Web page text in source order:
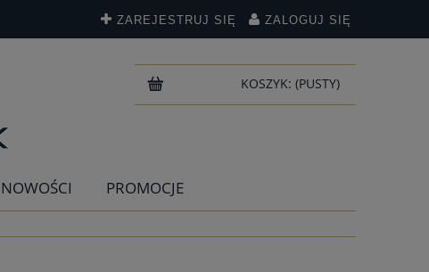
ZAREJESTRUJ SIĘ ZALOGUJ SIĘ
KOSZYK: (PUSTY)
NOWOŚCI
PROMOCJE